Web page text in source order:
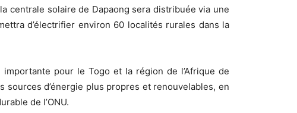
centrale solaire de Dapaong sera distribuée via une
d’électrifier environ 60 localités rurales dans la
pour le Togo et la région de l’Afrique de
sources d’énergie plus propres et renouvelables, en
de l’ONU.